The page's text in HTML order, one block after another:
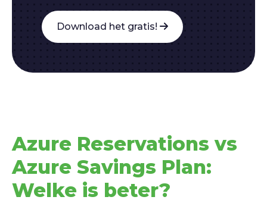
Download het gratis!
Azure Reservations vs
Azure Savings Plan:
Welke is beter?